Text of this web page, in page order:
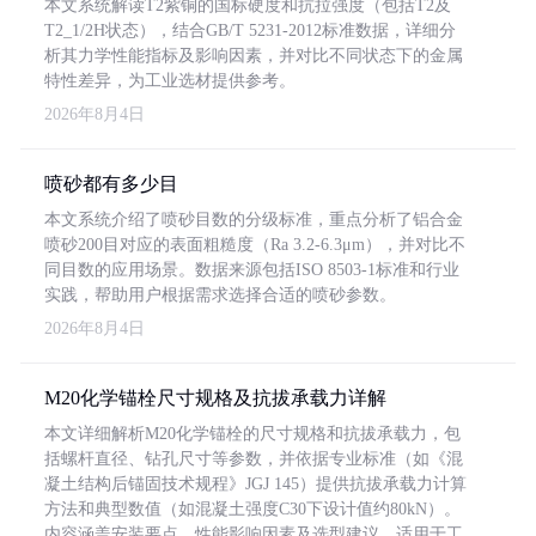
本文系统解读T2紫铜的国标硬度和抗拉强度（包括T2及
T2_1/2H状态），结合GB/T 5231-2012标准数据，详细分
析其力学性能指标及影响因素，并对比不同状态下的金属
特性差异，为工业选材提供参考。
2026年8月4日
喷砂都有多少目
本文系统介绍了喷砂目数的分级标准，重点分析了铝合金
喷砂200目对应的表面粗糙度（Ra 3.2-6.3μm），并对比不
同目数的应用场景。数据来源包括ISO 8503-1标准和行业
实践，帮助用户根据需求选择合适的喷砂参数。
2026年8月4日
M20化学锚栓尺寸规格及抗拔承载力详解
本文详细解析M20化学锚栓的尺寸规格和抗拔承载力，包
括螺杆直径、钻孔尺寸等参数，并依据专业标准（如《混
凝土结构后锚固技术规程》JGJ 145）提供抗拔承载力计算
方法和典型数值（如混凝土强度C30下设计值约80kN）。